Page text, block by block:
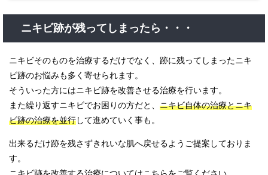
ニキビ跡が残ってしまったら・・・
ニキビそのものを治療するだけでなく、跡に残ってしまったニキ
ビ跡のお悩みも多く寄せられます。
そういった方にはニキビ跡を改善させる治療を行います。
また繰り返すニキビでお困りの方だと、 ニキビ自体の治療とニキ
ビ跡の治療を並行 して進めていく事も。
出来るだけ跡を残さずきれいな肌へ戻せるようご提案しておりま
す。